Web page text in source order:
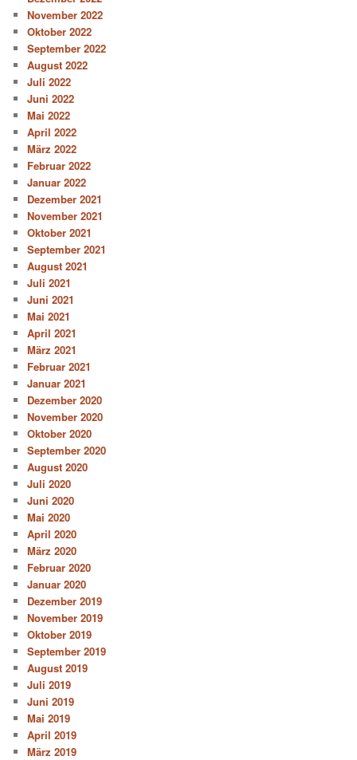
November 2022
Oktober 2022
September 2022
August 2022
Juli 2022
Juni 2022
Mai 2022
April 2022
März 2022
Februar 2022
Januar 2022
Dezember 2021
November 2021
Oktober 2021
September 2021
August 2021
Juli 2021
Juni 2021
Mai 2021
April 2021
März 2021
Februar 2021
Januar 2021
Dezember 2020
November 2020
Oktober 2020
September 2020
August 2020
Juli 2020
Juni 2020
Mai 2020
April 2020
März 2020
Februar 2020
Januar 2020
Dezember 2019
November 2019
Oktober 2019
September 2019
August 2019
Juli 2019
Juni 2019
Mai 2019
April 2019
März 2019